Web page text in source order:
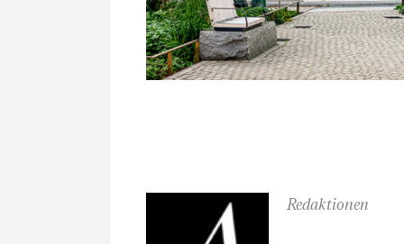
Redaktionen